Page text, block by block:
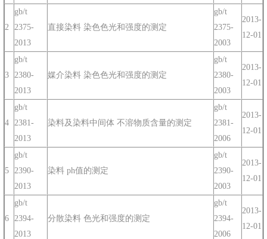
2
gb/t
2375-
2013
直接染料 染色色光和强度的测定
gb/t
2375-
2003
2013-
12-01
3
gb/t
2380-
2013
媒介染料 染色色光和强度的测定
gb/t
2380-
2003
2013-
12-01
4
gb/t
2381-
2013
染料及染料中间体 不溶物质含量的测定
gb/t
2381-
2006
2013-
12-01
5
gb/t
2390-
2013
染料 ph值的测定
gb/t
2390-
2003
2013-
12-01
6
gb/t
2394-
2013
分散染料 色光和强度的测定
gb/t
2394-
2006
2013-
12-01